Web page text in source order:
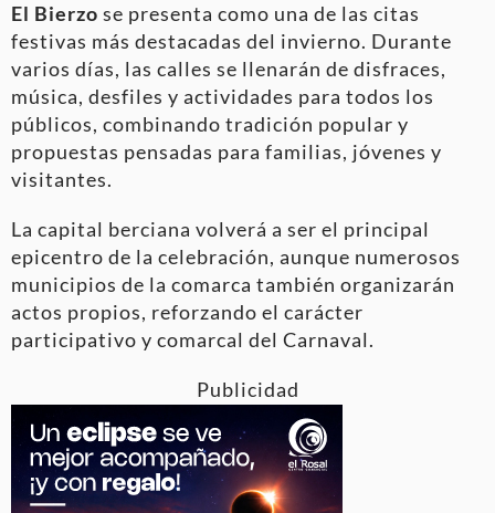
El Bierzo se presenta como una de las citas
festivas más destacadas del invierno. Durante
varios días, las calles se llenarán de disfraces,
música, desfiles y actividades para todos los
públicos, combinando tradición popular y
propuestas pensadas para familias, jóvenes y
visitantes.
La capital berciana volverá a ser el principal
epicentro de la celebración, aunque numerosos
municipios de la comarca también organizarán
actos propios, reforzando el carácter
participativo y comarcal del Carnaval.
Publicidad